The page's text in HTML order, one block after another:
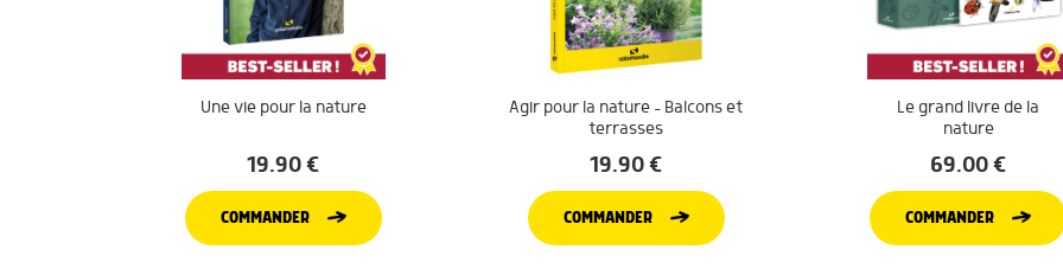
Une vie pour la nature
19.90€
COMMANDER
Agir pour la nature – Balcons et
terrasses
19.90€
COMMANDER
Le grand livre de la
nature
69.00€
COMMANDER